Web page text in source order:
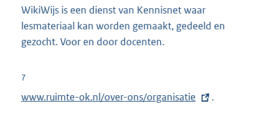
WikiWijs is een dienst van Kennisnet waar
lesmateriaal kan worden gemaakt, gedeeld en
gezocht. Voor en door docenten.
7
E
www.ruimte-ok.nl/over-ons/organisatie .